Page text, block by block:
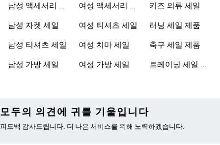
남성 액세서리 세
남성 자켓 세일
남성 티셔츠 세일
남성 가방 세일
여성 액세서리 세
여성 티셔츠 세일
여성 치마 세일
여성 가방 세일
키즈 의류 세일
러닝 세일 제품
축구 세일 제품
트레이닝 세일 제
모두의 의견에 귀를 기울입니다
피드백 감사드립니다. 더 나은 서비스를 위해 노력하겠습니다.